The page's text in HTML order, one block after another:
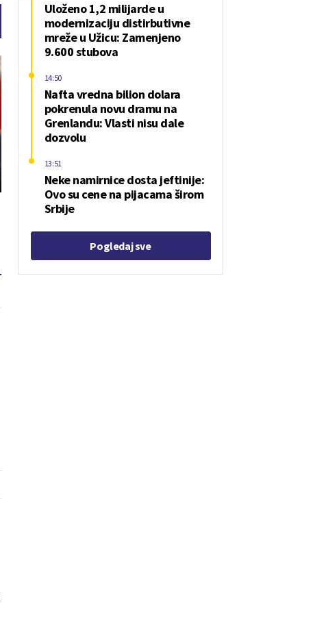
Uloženo 1,2 milijarde u
modernizaciju distirbutivne
mreže u Užicu: Zamenjeno
9.600 stubova
Nafta vredna bilion dolara
pokrenula novu dramu na
Grenlandu: Vlasti nisu dale
dozvolu
14:50
Neke namirnice dosta jeftinije:
Ovo su cene na pijacama širom
Srbije
13:51
Pogledaj sve